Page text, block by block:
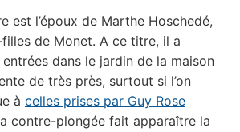
est l’époux de Marthe Hoschedé,
filles de Monet. A ce titre, il a
dans le jardin de la maison
de très près, surtout si l’on
à celles prises par Guy Rose
contre-plongée fait apparaître la